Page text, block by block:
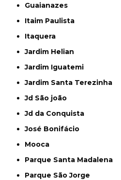
Guaianazes
Itaim Paulista
Itaquera
Jardim Helian
Jardim Iguatemi
Jardim Santa Terezinha
Jd São joão
Jd da Conquista
José Bonifácio
Mooca
Parque Santa Madalena
Parque São Jorge